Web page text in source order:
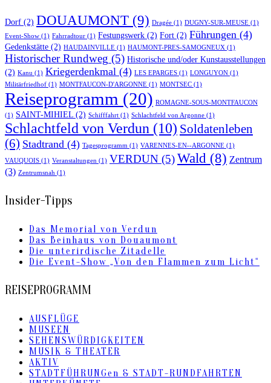
Dorf (2) DOUAUMONT (9) Dragée (1) DUGNY-SUR-MEUSE (1)
Event-Show (1) Fahrradtour (1) Festungswerk (2) Fort (2) Führungen (4)
Gedenkstätte (2) HAUDAINVILLE (1) HAUMONT-PRES-SAMOGNEUX (1)
Historischer Rundweg (5) Historische und/oder Kunstausstellungen
(2) Kanu (1) Kriegerdenkmal (4) LES EPARGES (1) LONGUYON (1)
Militärfriedhof (1) MONTFAUCON-D'ARGONNE (1) MONTSEC (1)
Reiseprogramm (20) ROMAGNE-SOUS-MONTFAUCON
(1) SAINT-MIHIEL (2) Schifffahrt (1) Schlachtfeld von Argonne (1)
Schlachtfeld von Verdun (10) Soldatenleben
(6) Stadtrand (4) Tagesprogramm (1) VARENNES-EN--ARGONNE (1)
VAUQUOIS (1) Veranstaltungen (1) VERDUN (5)Wald (8) Zentrum
(3) Zentrumsnah (1)
Insider-Tipps
Das Memorial von Verdun
Das Beinhaus von Douaumont
Die unterirdische Zitadelle
Die Event-Show „Von den Flammen zum Licht“
REISEPROGRAMM
AUSFLÜGE
MUSEEN
SEHENSWÜRDIGKEITEN
MUSIK & THEATER
AKTIV
STADTFÜHRUNGen & STADT-RUNDFAHRTEN